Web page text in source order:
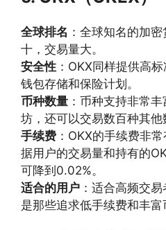
全球排名 ：全球知名的加
十，交易量大。
安全性 ：OKX同样提供高
钱包存储和保险计划。
币种数量 ：币种支持非常
坊，还可以交易数百种其他
手续费 ：OKX的手续费非
据用户的交易量和持有的
可降到0.02%。
适合的用户 ：适合高频交
是那些追求低手续费和丰富